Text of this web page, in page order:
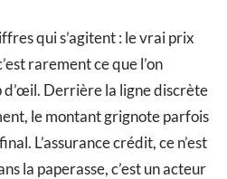
qui s’agitent : le vrai prix
rarement ce que l’on
d’œil. Derrière la ligne discrète
le montant grignote parfois
L’assurance crédit, ce n’est
la paperasse, c’est un acteur